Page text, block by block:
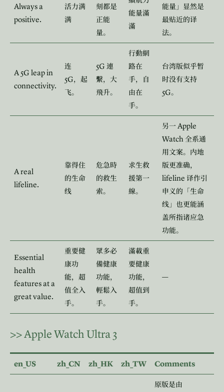
Always a
positive.
活力满
满
刻都是
正能
量。
能量滿
滿
能量」显然是
最贴近的译
法。
A 5G leap in
connectivity.
连
5G，起
飞。
5G 連
繫，大
飛升。
行動網
路在
手，自
由在
手。
台湾版似乎暂
时没有支持
5G。
A real
lifeline.
靠得住
的生命
线
危急時
的救生
索。
求生救
援第一
線。
另一 Apple
Watch 全系通
用文案。内地
版更准确，
lifeline 译作引
申义的「生命
线」也更能涵
盖所指诸应急
功能。
Essential
health
features at a
great value.
重要健
康功
能，超
值全入
手。
眾多必
備健康
功能，
輕鬆入
手。
滿載重
要健康
功能，
超值到
手。
—
>>Apple Watch Ultra 3
en_US zh_CN zh_HK zh_TW Comments
原版是由